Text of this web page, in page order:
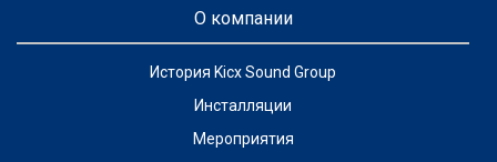
О компании
История Kicx Sound Group
Инсталляции
Мероприятия